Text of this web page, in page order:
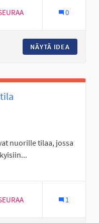
SEURAAJAA 0
NÄYTÄ IDEA
nuorille tilaa, jossa
Seinäjoki
SEURAAJAA 1